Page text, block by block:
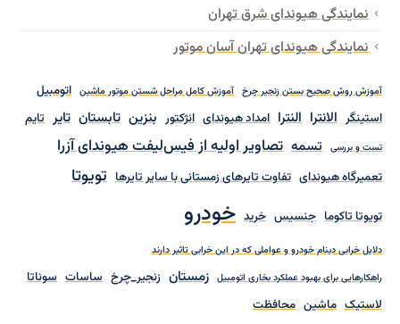
نمایندگی هیوندای شرق تهران
نمایندگی هیوندای تهران آسان موتور
آموزش روش صحیح بستن زنجیر چرخ آموزش کامل مراحل شستن موتور ماشین اتومبیل
استینگر الانترا النترا امداد هیوندای انژکتور بنزین تابستان تایر تایم
تست و بررسی تسمه تصاویر اولیه از فیس‌لیفت هیوندای آزرا
تعمیرگاه هیوندای تفاوت تایرهای زمستانی با سایر تایرها تویوتا
تویوتا تاکوما جنسیس خرید خودرو
دلایل خرابی دینام خودرو و عواملی که در این خرابی تاثیر دارند
راهکارهایی برای بهبود عملکرد بخاری اتومبیل زمستان زنجیر_چرخ ساسات سوناتا
لاستیک ماشین محافظت